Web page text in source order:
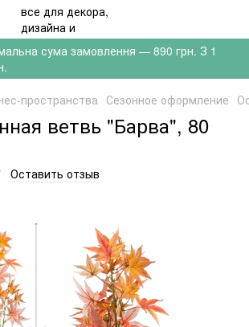
сума замовлення — 890 грн. З 1
пространства Сезонное оформление
ветвь "Барва", 80
Оставить отзыв